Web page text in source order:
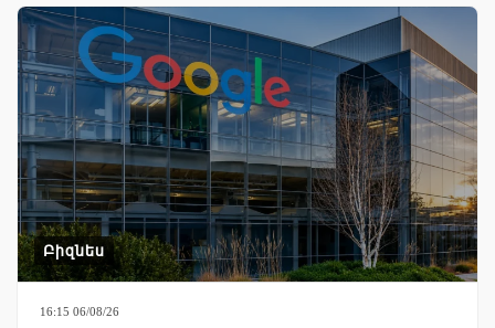
Բիզնես
16:15 06/08/26